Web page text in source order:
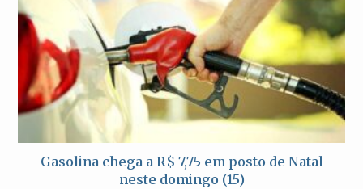
Gasolina chega a R$ 7,75 em posto de Natal
neste domingo (15)